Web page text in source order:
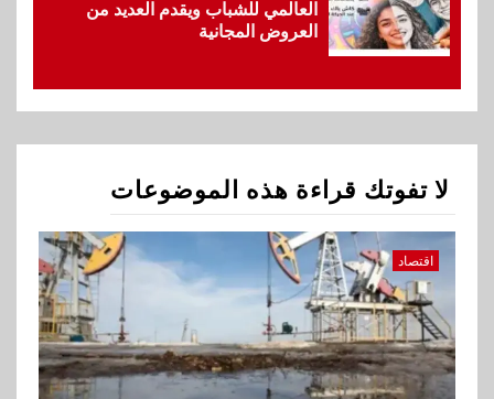
1
ارتفاع أسعار النفط مع تصاعد
المخاوف بشأن مستقبل الملاحة
بنوك
البنك الزراعي يكرم موظفيه
المتميزين بعد تحقيق نتائج قياسية
بالقروض الشخصية خلال الربع
الأول 2026
3
بنوك
العالمي للشباب ويقدم العديد من
العروض المجانية
لا تفوتك قراءة هذه الموضوعات
اقتصاد